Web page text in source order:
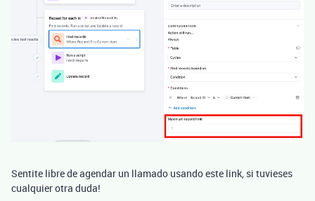
Sentite libre de agendar un llamado usando este link, si tuvieses
cualquier otra duda!